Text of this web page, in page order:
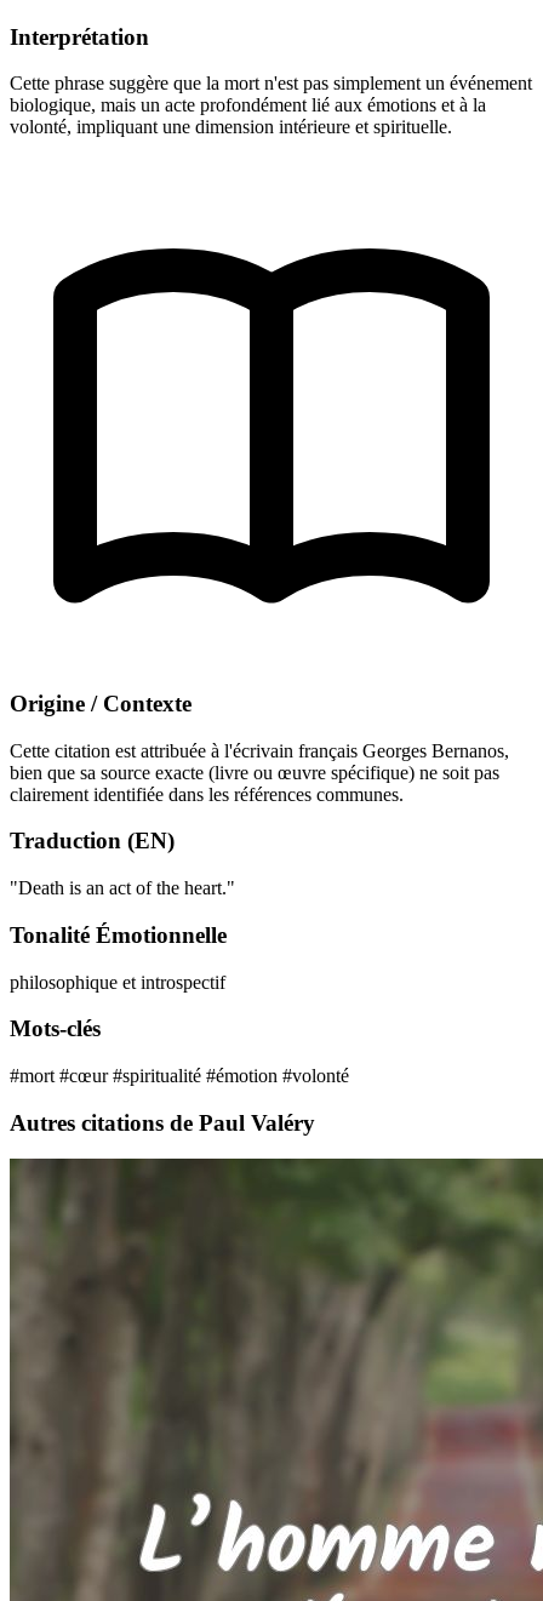
Interprétation
Cette phrase suggère que la mort n'est pas simplement un événement
biologique, mais un acte profondément lié aux émotions et à la
volonté, impliquant une dimension intérieure et spirituelle.
Origine / Contexte
Cette citation est attribuée à l'écrivain français Georges Bernanos,
bien que sa source exacte (livre ou œuvre spécifique) ne soit pas
clairement identifiée dans les références communes.
Traduction (EN)
"Death is an act of the heart."
Tonalité Émotionnelle
philosophique et introspectif
Mots-clés
#mort #cœur#spiritualité #émotion #volonté
Autres citations de Paul Valéry